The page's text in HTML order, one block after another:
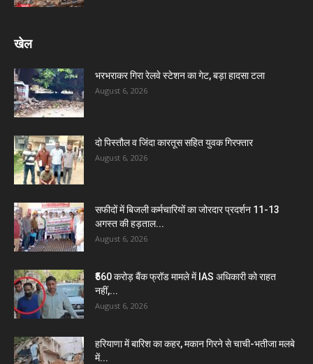
खेल
भरभराकर गिरा रेलवे स्टेशन का गेट, बड़ा हादसा टला
August 6, 2026
दो पिस्तौल व जिंदा कारतूस सहित युवक गिरफ्तार
August 6, 2026
सफीदों में बिजली कर्मचारियों का जोरदार प्रदर्शन 11-13
अगस्त की हड़ताल...
August 6, 2026
₹560 करोड़ बैंक फ्रॉड मामले में IAS अधिकारी को राहत
नहीं,...
August 6, 2026
हरियाणा में बारिश का कहर, मकान गिरने से चाची-भतीजा मलबे
में...